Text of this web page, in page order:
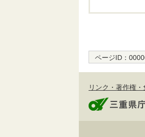
ページID：
リンク・著作権